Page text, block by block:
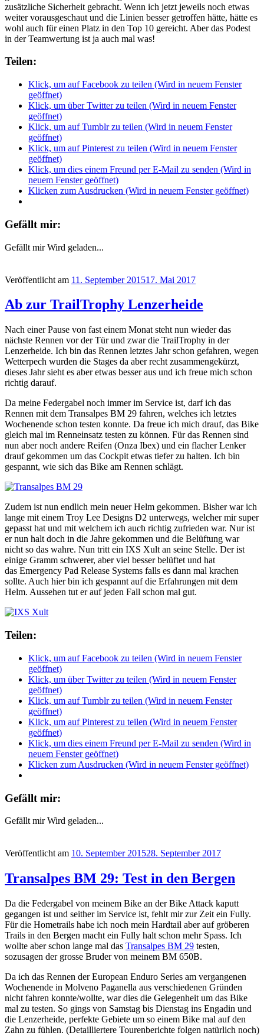
zusätzliche Sicherheit gebracht. Wenn ich jetzt jeweils noch etwas
weiter vorausgeschaut und die Linien besser getroffen hätte, hätte es
wohl auch für einen Platz in den Top 10 gereicht. Aber das Podest
in der Teamwertung ist ja auch mal was!
Teilen:
Klick, um auf Facebook zu teilen (Wird in neuem Fenster
geöffnet)
Klick, um über Twitter zu teilen (Wird in neuem Fenster
geöffnet)
Klick, um auf Tumblr zu teilen (Wird in neuem Fenster
geöffnet)
Klick, um auf Pinterest zu teilen (Wird in neuem Fenster
geöffnet)
Klick, um dies einem Freund per E-Mail zu senden (Wird in
neuem Fenster geöffnet)
Klicken zum Ausdrucken (Wird in neuem Fenster geöffnet)
Gefällt mir:
Gefällt mir Wird geladen...
Veröffentlicht am 11. September 201517. Mai 2017
Ab zur TrailTrophy Lenzerheide
Nach einer Pause von fast einem Monat steht nun wieder das
nächste Rennen vor der Tür und zwar die TrailTrophy in der
Lenzerheide. Ich bin das Rennen letztes Jahr schon gefahren, wegen
Wetterpech wurden die Stages da aber recht zusammengekürzt,
dieses Jahr sieht es aber etwas besser aus und ich freue mich schon
richtig darauf.
Da meine Federgabel noch immer im Service ist, darf ich das
Rennen mit dem Transalpes BM 29 fahren, welches ich letztes
Wochenende schon testen konnte. Da freue ich mich drauf, das Bike
gleich mal im Renneinsatz testen zu können. Für das Rennen sind
nun aber noch andere Reifen (Onza Ibex) und ein flacher Lenker
drauf gekommen um das Cockpit etwas tiefer zu halten. Ich bin
gespannt, wie sich das Bike am Rennen schlägt.
Zudem ist nun endlich mein neuer Helm gekommen. Bisher war ich
lange mit einem Troy Lee Designs D2 unterwegs, welcher mir super
gepasst hat und mit welchem ich auch richtig zufrieden war. Nur ist
er nun halt doch in die Jahre gekommen und die Belüftung war
nicht so das wahre. Nun tritt ein IXS Xult an seine Stelle. Der ist
einige Gramm schwerer, aber viel besser belüftet und hat
das Emergency Pad Release Systems falls es dann mal krachen
sollte. Auch hier bin ich gespannt auf die Erfahrungen mit dem
Helm. Aussehen tut er auf jeden Fall schon mal gut.
Teilen:
Klick, um auf Facebook zu teilen (Wird in neuem Fenster
geöffnet)
Klick, um über Twitter zu teilen (Wird in neuem Fenster
geöffnet)
Klick, um auf Tumblr zu teilen (Wird in neuem Fenster
geöffnet)
Klick, um auf Pinterest zu teilen (Wird in neuem Fenster
geöffnet)
Klick, um dies einem Freund per E-Mail zu senden (Wird in
neuem Fenster geöffnet)
Klicken zum Ausdrucken (Wird in neuem Fenster geöffnet)
Gefällt mir:
Gefällt mir Wird geladen...
Veröffentlicht am 10. September 201528. September 2017
Transalpes BM 29: Test in den Bergen
Da die Federgabel von meinem Bike an der Bike Attack kaputt
gegangen ist und seither im Service ist, fehlt mir zur Zeit ein Fully.
Für die Hometrails habe ich noch mein Hardtail aber auf gröberen
Trails in den Bergen macht ein Fully halt schon mehr Spass. Ich
wollte aber schon lange mal das Transalpes BM 29 testen,
sozusagen der grosse Bruder von meinem BM 650B.
Da ich das Rennen der European Enduro Series am vergangenen
Wochenende in Molveno Paganella aus verschiedenen Gründen
nicht fahren konnte/wollte, war dies die Gelegenheit um das Bike
mal zu testen. So gings von Samstag bis Dienstag ins Engadin und
die Lenzerheide, perfekte Gebiete um so einem Bike mal auf den
Zahn zu fühlen. (Detailliertere Tourenberichte folgen natürlich noch)